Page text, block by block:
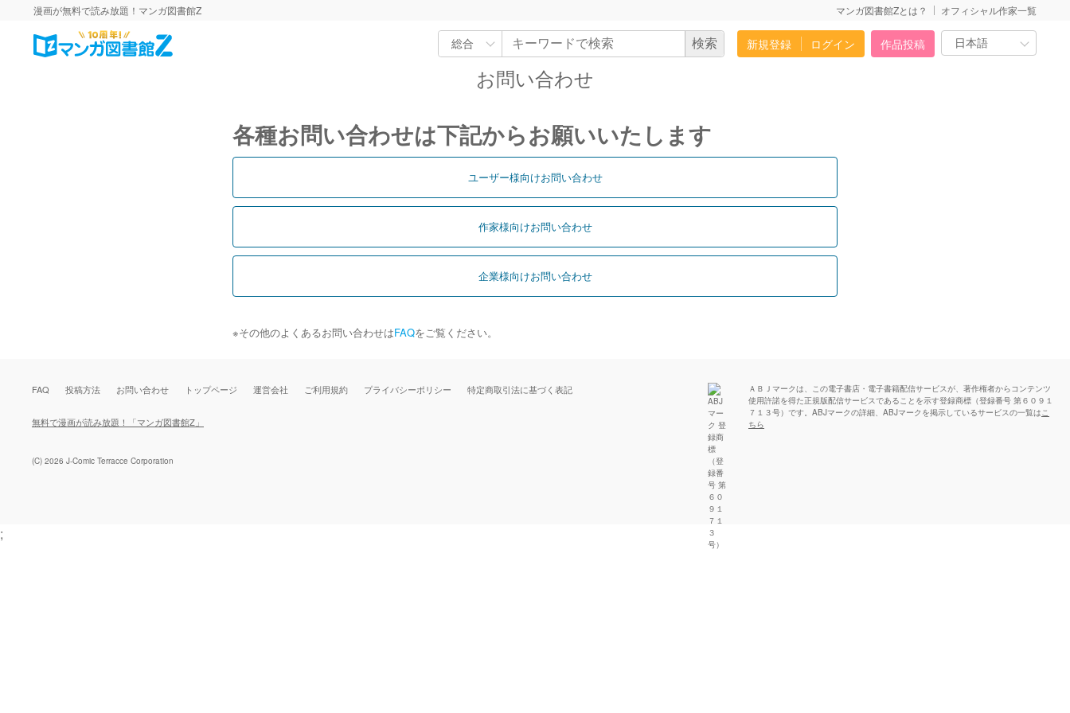
漫画が無料で読み放題！マンガ図書館Z マンガ図書館Zとは？ オフィシャル作家一覧
新規登録 ログイン 作品投稿
お問い合わせ
各種お問い合わせは下記からお願いいたします
ユーザー様向けお問い合わせ
作家様向けお問い合わせ
企業様向けお問い合わせ
※その他のよくあるお問い合わせはFAQをご覧ください。
ＡＢＪマークは、この電子書店・電子書籍配信サービスが、著作権者からコンテンツ
使用許諾を得た正規版配信サービスであることを示す登録商標（登録番号 第６０９１
７１３号）です。ABJマークの詳細、ABJマークを掲示しているサービスの一覧はこ
ちら
FAQ 投稿方法 お問い合わせ トップページ 運営会社 ご利用規約 プライバシーポリシー 特定商取引法に基づく表記
無料で漫画が読み放題！「マンガ図書館Z」
(C) 2026 J-Comic Terracce Corporation
;